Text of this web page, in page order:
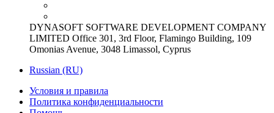
DYNASOFT SOFTWARE DEVELOPMENT COMPANY
LIMITED Office 301, 3rd Floor, Flamingo Building, 109
Omonias Avenue, 3048 Limassol, Cyprus
Russian (RU)
Условия и правила
Политика конфиденциальности